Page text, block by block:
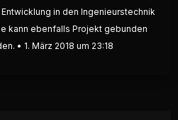
in den Ingenieurstechnik
kann ebenfalls Projekt gebunden
1. März 2018 um 23:18